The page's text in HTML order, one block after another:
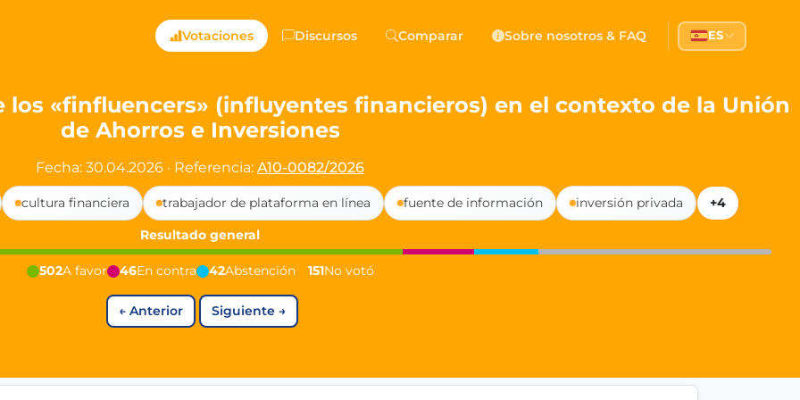
Directly Shaping Democracy
political party in Germany dedicated to digital democracy, government transparency, and citizen
since 2024
PdF co-founder
youngest mayor at 19 years old
democracy").
Votaciones Discursos Comparar Sobre nosotros & FAQ ES
«finfluencers» (influyentes financieros) en el contexto de la Unión
de Ahorros e Inversiones
Fecha: 30.04.2026 · Referencia: A10-0082/2026
cultura financiera trabajador de plataforma en línea fuente de información inversión privada
+4
Resultado general
502A favor 46En contra 42Abstención 151No votó
← Anterior Siguiente→